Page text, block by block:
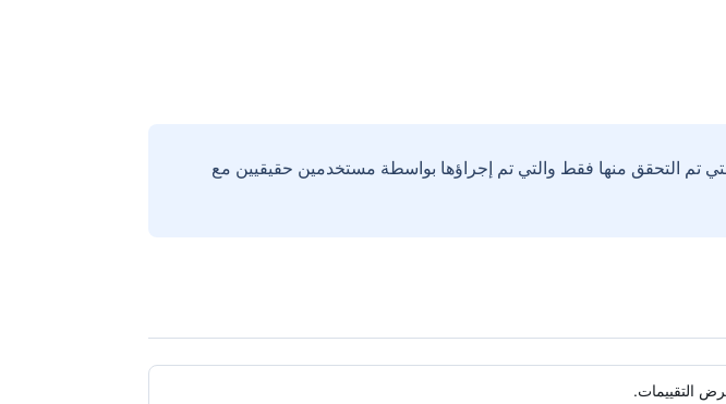
تم التحقق منها فقط والتي تم إجراؤها بواسطة مستخدمين حقيقيين مع
التقييمات.